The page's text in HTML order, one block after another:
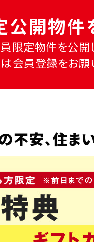
公開物件
限定物件を公開
会員登録をお願
不安、住ま